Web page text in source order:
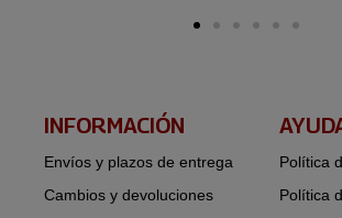
INFORMACIÓN​
Envíos y plazos de entrega
Cambios y devoluciones
Política
Política